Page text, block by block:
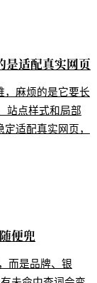
是适配真实网页
，麻烦的是它要长
站点样式和局部
适配真实网页，
便兜
而是品牌、银